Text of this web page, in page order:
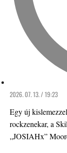
2026. 07. 13. / 19:23
Egy új
rockzenekar, a
„JOSIAHx”